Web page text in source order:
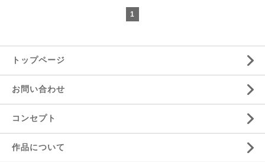
1
トップページ
お問い合わせ
コンセプト
作品について